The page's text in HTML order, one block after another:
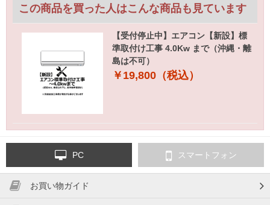
この商品を買った人はこんな商品も見ています
【受付停止中】エアコン【新設】標
準取付け工事 4.0Kw まで（沖縄・離
島は不可）
￥19,800（税込）
PC スマートフォン
お買い物ガイド